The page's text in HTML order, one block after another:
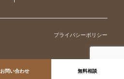
プライバシーポリシー
お問い合わせ 無料相談